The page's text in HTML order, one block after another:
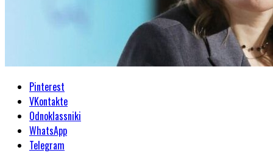
Pinterest
VKontakte
Odnoklassniki
WhatsApp
Telegram